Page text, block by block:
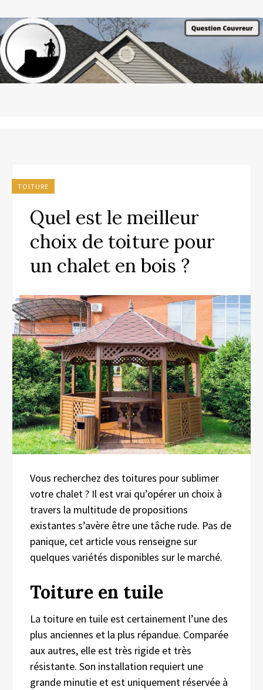
TOITURE
Quel est le meilleur
choix de toiture pour
un chalet en bois ?
Vous recherchez des toitures pour sublimer
votre chalet ? Il est vrai qu’opérer un choix à
travers la multitude de propositions
existantes s’avère être une tâche rude. Pas de
panique, cet article vous renseigne sur
quelques variétés disponibles sur le marché.
Toiture en tuile
La toiture en tuile est certainement l’une des
plus anciennes et la plus répandue. Comparée
aux autres, elle est très rigide et très
résistante. Son installation requiert une
grande minutie et est uniquement réservée à